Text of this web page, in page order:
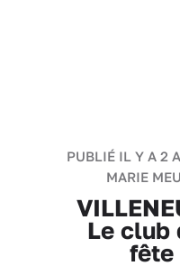
PUBLIÉ IL Y A 2
MARIE
Le club
fête